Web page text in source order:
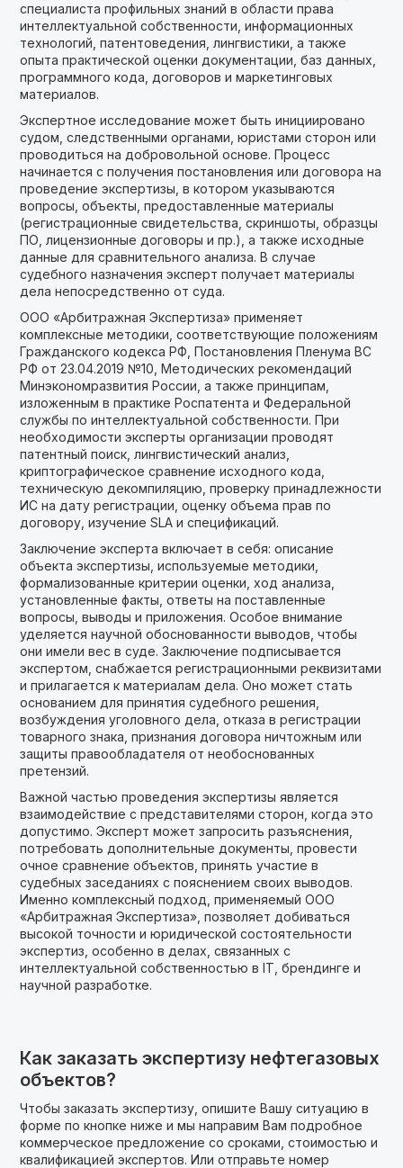
специалиста профильных знаний в области права
интеллектуальной собственности, информационных
технологий, патентоведения, лингвистики, а также
опыта практической оценки документации, баз данных,
программного кода, договоров и маркетинговых
материалов.
Экспертное исследование может быть инициировано
судом, следственными органами, юристами сторон или
проводиться на добровольной основе. Процесс
начинается с получения постановления или договора на
проведение экспертизы, в котором указываются
вопросы, объекты, предоставленные материалы
(регистрационные свидетельства, скриншоты, образцы
ПО, лицензионные договоры и пр.), а также исходные
данные для сравнительного анализа. В случае
судебного назначения эксперт получает материалы
дела непосредственно от суда.
ООО «Арбитражная Экспертиза» применяет
комплексные методики, соответствующие положениям
Гражданского кодекса РФ, Постановления Пленума ВС
РФ от 23.04.2019 №10, Методических рекомендаций
Минэкономразвития России, а также принципам,
изложенным в практике Роспатента и Федеральной
службы по интеллектуальной собственности. При
необходимости эксперты организации проводят
патентный поиск, лингвистический анализ,
криптографическое сравнение исходного кода,
техническую декомпиляцию, проверку принадлежности
ИС на дату регистрации, оценку объема прав по
договору, изучение SLA и спецификаций.
Заключение эксперта включает в себя: описание
объекта экспертизы, используемые методики,
формализованные критерии оценки, ход анализа,
установленные факты, ответы на поставленные
вопросы, выводы и приложения. Особое внимание
уделяется научной обоснованности выводов, чтобы
они имели вес в суде. Заключение подписывается
экспертом, снабжается регистрационными реквизитами
и прилагается к материалам дела. Оно может стать
основанием для принятия судебного решения,
возбуждения уголовного дела, отказа в регистрации
товарного знака, признания договора ничтожным или
защиты правообладателя от необоснованных
претензий.
Важной частью проведения экспертизы является
взаимодействие с представителями сторон, когда это
допустимо. Эксперт может запросить разъяснения,
потребовать дополнительные документы, провести
очное сравнение объектов, принять участие в
судебных заседаниях с пояснением своих выводов.
Именно комплексный подход, применяемый ООО
«Арбитражная Экспертиза», позволяет добиваться
высокой точности и юридической состоятельности
экспертиз, особенно в делах, связанных с
интеллектуальной собственностью в IT, брендинге и
научной разработке.
Как заказать экспертизу нефтегазовых
объектов?
Чтобы заказать экспертизу, опишите Вашу ситуацию в
форме по кнопке ниже и мы направим Вам подробное
коммерческое предложение cо сроками, стоимостью и
квалификацией экспертов. Или отправьте номер